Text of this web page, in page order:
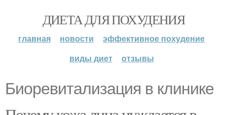
ДИЕТА ДЛЯ ПОХУДЕНИЯ
главная новости
эффективное похудение
виды диет
отзывы
Биоревитализация в клинике